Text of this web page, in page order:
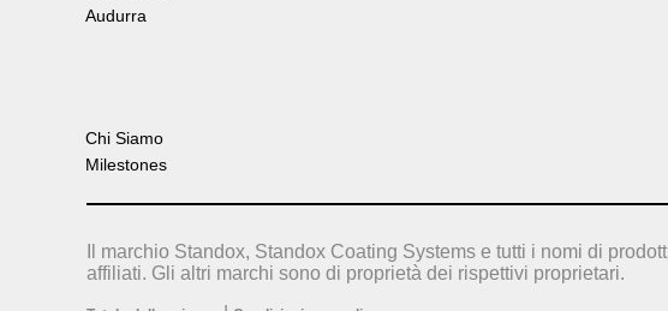
Audurra
Chi Siamo
Milestones
Il marchio Standox, Standox Coating Systems e tutti i nomi di
affiliati. Gli altri marchi sono di proprietà dei rispettivi proprietari.